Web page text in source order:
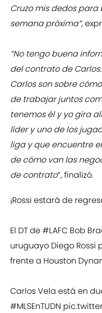
Cruzo mis dedos
semana próxima”,
“No tengo buena
del contrato de
Carlos son sobre
de trabajar juntos
tenemos él y yo gira
líder y uno de los
liga y que encuentre
de cómo van las
de contrato”, finalizó.
¡Rossi estará de
El DT de#LAFC Bob
uruguayo Diego
frente a Houston
Carlos Vela está en
#MLSEnTUDN